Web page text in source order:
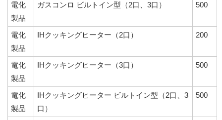
電化
製品
ガスコンロ ビルトイン型（2口、3口） 500
電化
製品
IHクッキングヒーター（2口） 200
電化
製品
IHクッキングヒーター（3口） 500
電化
製品
IHクッキングヒーター ビルトイン型（2口、3
口）
500